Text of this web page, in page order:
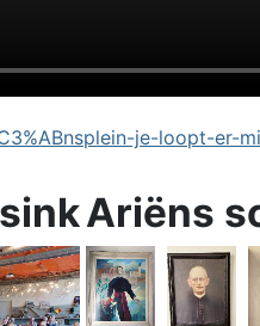
je-loopt-er-
Ariëns